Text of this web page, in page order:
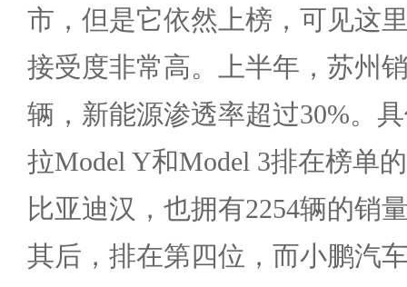
市，但是它依然上榜，可见这
接受度非常高。上半年，苏州
辆，新能源渗透率超过30%。
拉Model Y和Model 3排在榜单
比亚迪汉，也拥有2254辆的销
其后，排在第四位，而小鹏汽